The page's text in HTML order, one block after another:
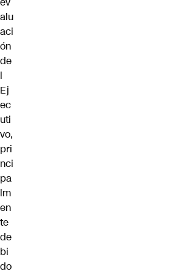
alu
aci
ón
de
l
Ej
ec
uti
vo,
pri
nci
pa
lm
en
te
de
bi
do